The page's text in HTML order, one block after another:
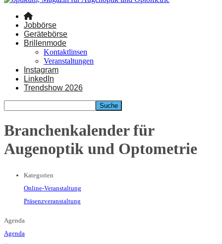
Jobbörse
Gerätebörse
Brillenmode
Kontaktlinsen
Veranstaltungen
Instagram
LinkedIn
Trendshow 2026
Branchenkalender für
Augenoptik und Optometrie
Kategorien
Online-Veranstaltung
Präsenzveranstaltung
Agenda
Agenda